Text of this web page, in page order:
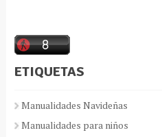
ETIQUETAS
Manualidades Navideñas
Manualidades para niños